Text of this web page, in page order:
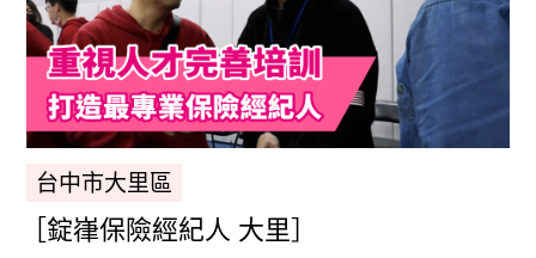
台中市大里區
［錠嵂保險經紀人 大里］